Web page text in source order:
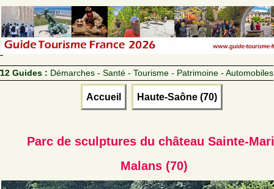
12 Guides : Démarches - Santé - Tourisme - Patrimoine - Automobiles
Accueil Haute-Saône (70)
Parc de sculptures du château Sainte-
Malans (70)